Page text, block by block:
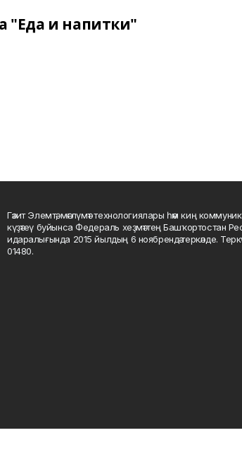
"Еда и напитки"
Гәзит Элемтә, мәғлүмәт технологиялары һәм киң
күҙәтеү буйынса Федераль хеҙмәттең Башҡортостан
идаралығында 2015 йылдың 6 ноябрендә теркәлде.
01480.